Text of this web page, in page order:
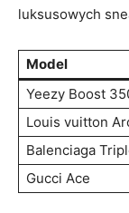
luksusowych
Model
Yeezy⁣ Boost
Louis⁤ vuitton
Balenciaga⁣
Gucci Ace